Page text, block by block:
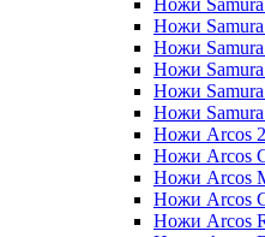
Ножи
Ножи
Ножи
Ножи
Ножи Samura
Ножи
Ножи Arcos
Ножи Arcos
Ножи Arcos
Ножи Arcos
Ножи Arcos